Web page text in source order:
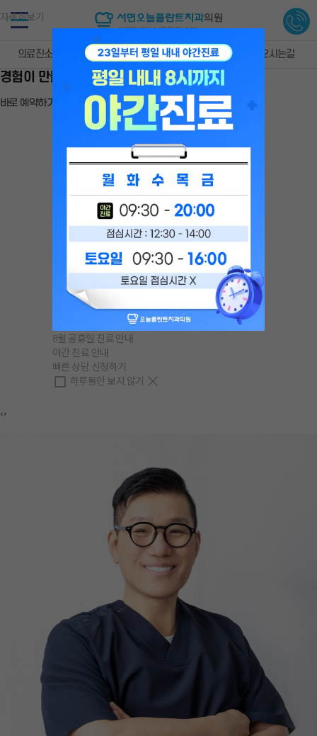
의료진소개 진료안내 진료공간 오시는길
8월 공휴일 진료 안내
야간 진료 안내
빠른 상담 신청하기
하루동안 보지 않기
서면 오늘플란트치과 | 부산 임플란
미국 치주과 전문의
대표원장이 직접 진료합니다
25년 그 이상의경력
경험이 만들어낸 높은 수준의 진료
바로 예약하기
‹›
자세히보기